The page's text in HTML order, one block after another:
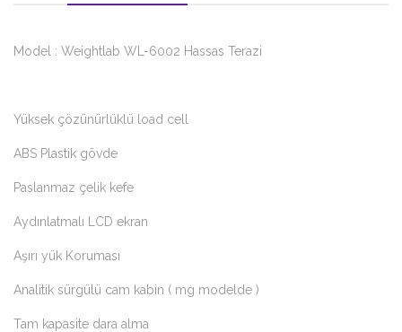
Model : Weightlab WL-6002 Hassas Terazi
Yüksek çözünürlüklü load cell
ABS Plastik gövde
Paslanmaz çelik kefe
Aydınlatmalı LCD ekran
Aşırı yük Koruması
Analitik sürgülü cam kabin ( mg modelde )
Tam kapasite dara alma